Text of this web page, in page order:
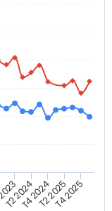
T2 2024T4 2024T2 2025T4 2025